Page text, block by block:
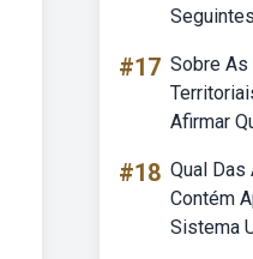
#17 Sobre
Afirmar
#18 Qual
Contém
Sistema